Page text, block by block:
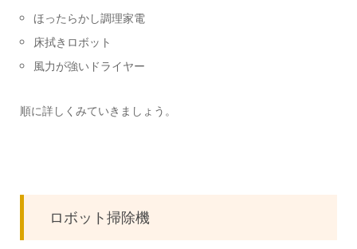
ほったらかし調理家電
床拭きロボット
風力が強いドライヤー
順に詳しくみていきましょう。
ロボット掃除機